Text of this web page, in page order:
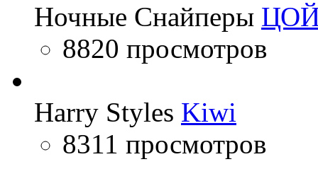
Ночные Снайперы
8820 просмотров
Harry Styles Kiwi
8311 просмотров